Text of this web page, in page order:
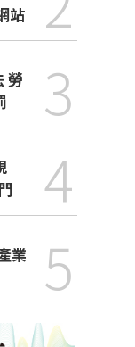
站
勞
3
4
業
5